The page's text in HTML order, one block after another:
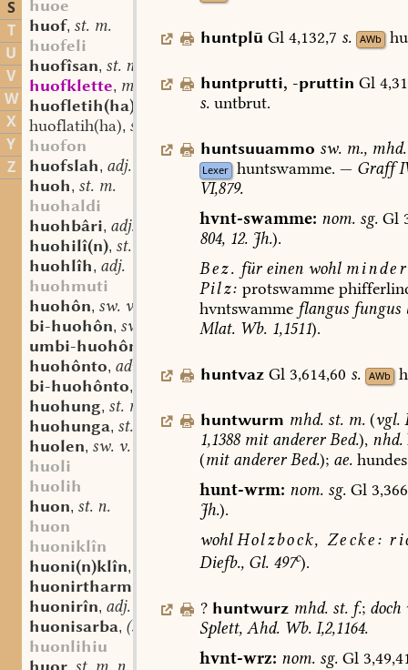
S
T
U
V
W
X
Y
Z
huoe
huof, st. m.
huofeli
huofîsan, st. n.
huofklette, mhd. sw. f.
huofletih(ha)
huoflatih(ha), st. sw. f.
huofon
huofslah, adj.
huoh, st. m.
huohaldi
huohbâri, adj.
huohilî(n), st. n.
huohlîh, adj.
huohmuti
huohôn, sw. v.
bi-huohôn, sw. v.
umbi-huohôn
huohônto, adv.
bi-huohônto,
adv.
huohung, st. m.
huohunga, st. f.
huolen, sw. v.
huoli
huolih
huon, st. n.
huon
huoniklîn
huoni(n)klîn,
huonirtharm
huonirîn, adj.
huonisarba, (st. sw.?) f.
huonlihiu
,
huntplū Gl 4,132,7 s. AWb
huntprutti, -pruttin Gl
s. untbrut.
huntsuuammo sw. m., mhd.
Lexer huntswamme. — Graff
VI,879.
hvnt-swamme: nom.sg.Gl
804,12.Jh.).
Bez. füreinen wohl
Pilz: protswamme
hvntswamme flangusfungus
Mlat.Wb.1,1511).
huntvaz Gl 3,614,60 s. AWb
huntwurm mhd. st. m. (vgl.
1,1388mit andererBed.), nhd.
(mitandererBed.); ae. hundes
hunt-wrm: nom.sg.Gl
Jh.).
wohl Holzbock, Zecke:
Diefb.,Gl. 497c).
? huntwurz mhd. st. f.; doch
Splett,Ahd. Wb.I,2,1164.
hvnt-wrz: nom.sg.Gl